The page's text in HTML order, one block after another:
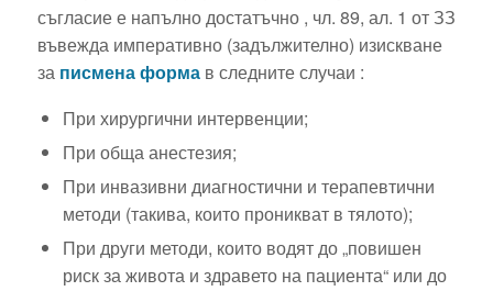
съгласие е напълно достатъчно , чл. 89, ал. 1 от ЗЗ
въвежда императивно (задължително) изискване
за писмена формав следните случаи :
При хирургични интервенции;
При обща анестезия;
При инвазивни диагностични и терапевтични
методи (такива, които проникват в тялото);
При други методи, които водят до „повишен
риск за живота и здравето на пациента“ или до